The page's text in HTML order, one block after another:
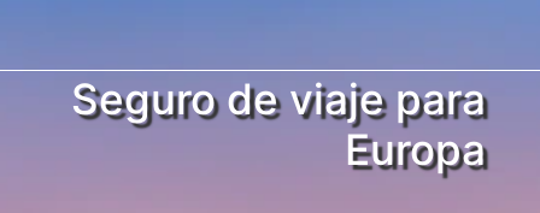
Seguro de viaje para
Europa